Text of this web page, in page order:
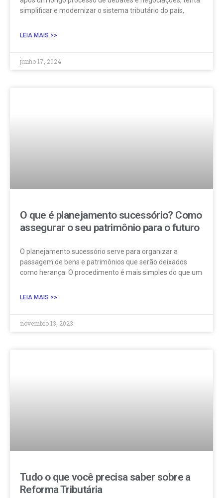
simplificar e modernizar o sistema tributário do país,
LEIA MAIS >>
junho 17, 2024
O que é planejamento sucessório? Como
assegurar o seu patrimônio para o futuro
O planejamento sucessório serve para organizar a
passagem de bens e patrimônios que serão deixados
como herança. O procedimento é mais simples do que um
LEIA MAIS >>
novembro 13, 2023
Tudo o que você precisa saber sobre a
Reforma Tributária